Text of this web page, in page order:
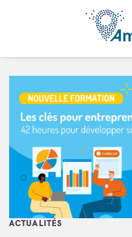
Aller au contenu principal
ACTUALITÉS